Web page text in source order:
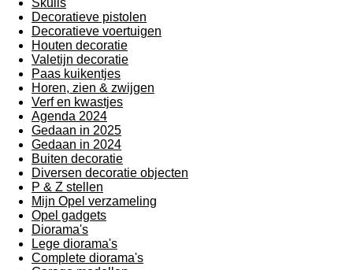
Skulls
Decoratieve pistolen
Decoratieve voertuigen
Houten decoratie
Valetijn decoratie
Paas kuikentjes
Horen, zien & zwijgen
Verf en kwastjes
Agenda 2024
Gedaan in 2025
Gedaan in 2024
Buiten decoratie
Diversen decoratie objecten
P & Z stellen
Mijn Opel verzameling
Opel gadgets
Diorama's
Lege diorama's
Complete diorama's